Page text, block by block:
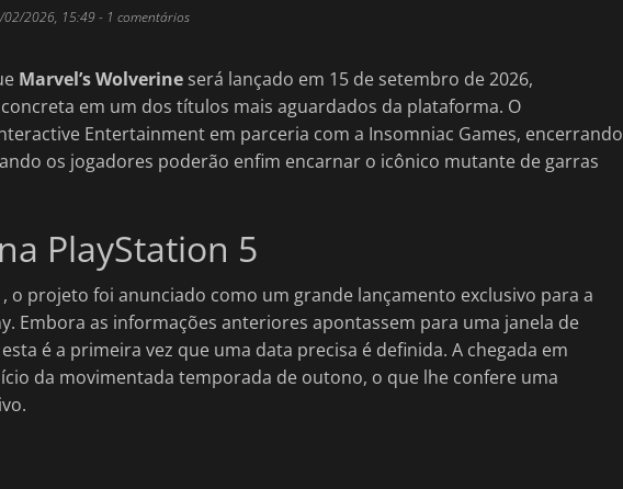
02/2026, 15:49- 1 comentários
Marvel’s Wolverine será lançado em 15 de setembro de 2026,
em um dos títulos mais aguardados da plataforma. O
Entertainment em parceria com a Insomniac Games, encerrando
os jogadores poderão enfim encarnar o icônico mutante de garras
PlayStation 5
o projeto foi anunciado como um grande lançamento exclusivo para a
Embora as informações anteriores apontassem para uma janela de
é a primeira vez que uma data precisa é definida. A chegada em
da movimentada temporada de outono, o que lhe confere uma